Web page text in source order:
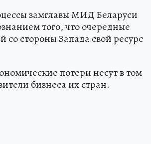
замглавы МИД Беларуси
того, что очередные
со стороны Запада свой ресурс
потери несут в том
бизнеса их стран.